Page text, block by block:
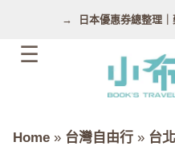
日本優惠券總整理
Home » 台灣自由行 » 台北